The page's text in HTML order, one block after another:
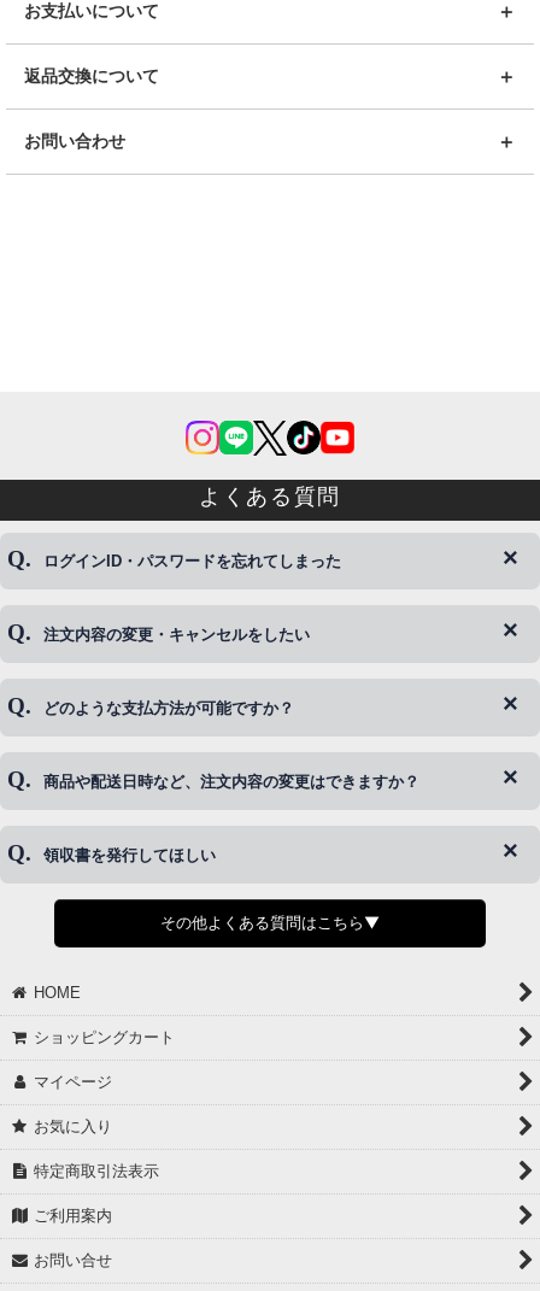
お支払いについて
返品交換について
お問い合わせ
よくある質問
ログインID・パスワードを忘れてしまった
◆下記ページより、ログインIDの変更が可能です。
注文内容の変更・キャンセルをしたい
◆即日発送を行なっている関係上、午後以降のご連絡やキャンセル
※発送後、発送準備が完了しお手続きが間に合わない場合は変更、
どのような支払方法が可能ですか？
◆代金引換・クレジットカード・携帯キャリア決済・おねだり決
商品や配送日時など、注文内容の変更はできますか？
◆商品発送前の変更は承っております。
さい。
領収書を発行してほしい
◆領収書はご希望頂いた場合のみ発行しております。
【これからご注文する場合】
願いします。
②宛名（空欄は上様は不可）
③但し書き（空欄やお品代は不可）
【すでにご注文が完了している場合】
①お電話・メール・LINEにて領収書希望の連絡をお願い致します
②後日、郵送にて領収書を送らせて頂きます。
①マイページから購入履歴→購入内容→領収書発行を選択。
その他よくある質問はこちら▼
HOME
ショッピングカート
マイページ
お気に入り
特定商取引法表示
ご利用案内
お問い合せ